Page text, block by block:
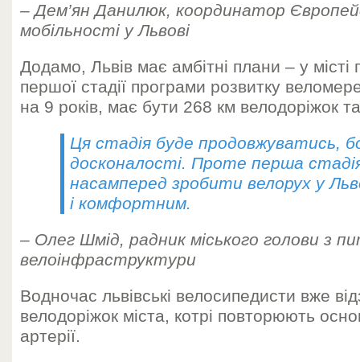
– Дем’ян Данилюк, координатор
мобільності у Львові
Додамо, Львів має амбітні плани – у місті
першої стадії програми розвитку
на 9 років, має бути 268 км велодоріжок
Ця стадія буде продовжуватись,
досконалості. Проте перша
насамперед зробити велорух у
і комфортним.
– Олег Шмід, радник міського голови з
велоінфраструктури
Водночас львівські велосипедисти вже
велодоріжок міста, котрі повторюють
артерії.